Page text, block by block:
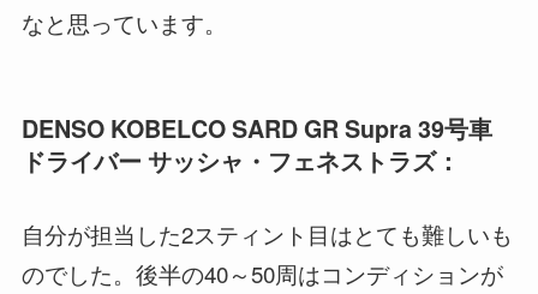
なと思っています。
DENSO KOBELCO SARD GR Supra 39号車
ドライバー サッシャ・フェネストラズ：
自分が担当した2スティント目はとても難しいも
のでした。後半の40～50周はコンディションが